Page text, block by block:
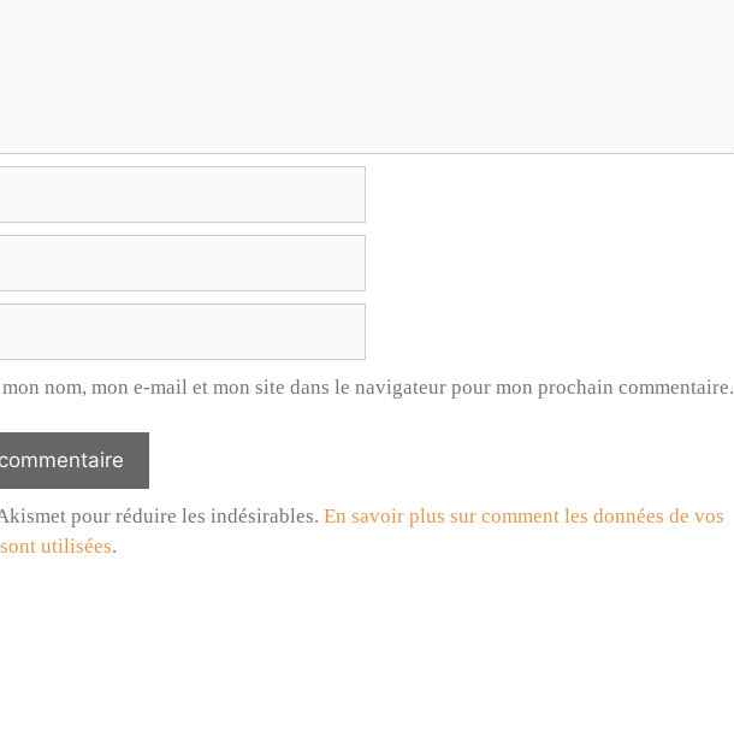
nom, mon e-mail et mon site dans le navigateur pour mon prochain commentaire.
pour réduire les indésirables. En savoir plus sur comment les données de vos
utilisées.